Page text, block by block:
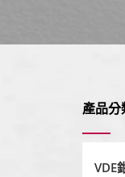
產品分
VDE